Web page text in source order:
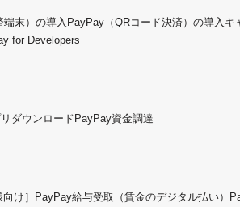
端末）の導入 PayPay（QRコード決済）の導入 キ
for Developers
ダウンロード PayPay資金調達
向け］PayPay給与受取（賃金のデジタル払い）